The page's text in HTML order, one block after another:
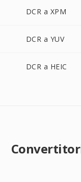
DCR a XPM
DCR a YUV
DCR a HEIC